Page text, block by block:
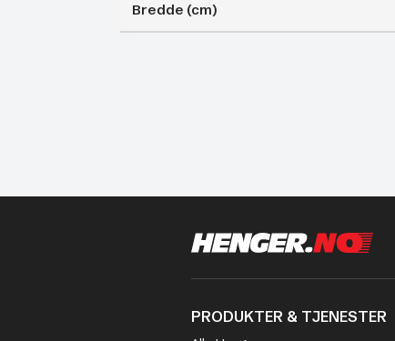
Bredde (cm)
PRODUKTER & TJENESTER